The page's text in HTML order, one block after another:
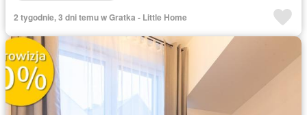
2 tygodnie, 3 dni temu w Gratka - Little Home